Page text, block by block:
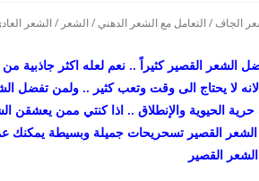
الجاف /التعامل مع الشعر الدهني/الشعر /الشعر
الشعر القصير كثيراً .. نعم لعله اكثر جاذبية
لا يحتاج الى وقت وتعب كثير .. ولمن
الحيوية والإنطلاق .. اذا كنتي ممن يعشقن
القصير تسحريحات جميلة وبسيطة
القصير